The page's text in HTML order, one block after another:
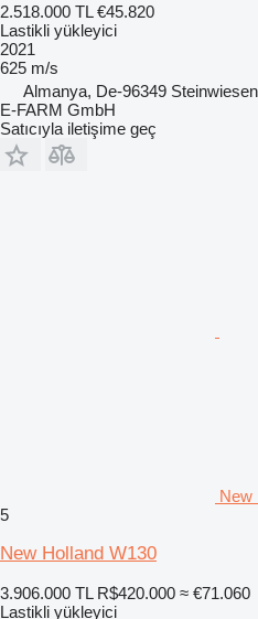
2.518.000 TL €45.820
Lastikli yükleyici
2021
625 m/s
Almanya, De-96349 Steinwiesen
E-FARM GmbH
Satıcıyla iletişime geç
New
5
New Holland W130
3.906.000 TL R$420.000 ≈ €71.060
Lastikli yükleyici